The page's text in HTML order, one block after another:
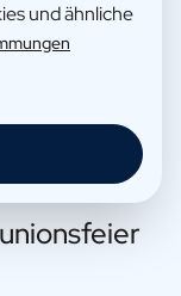
und ähnliche